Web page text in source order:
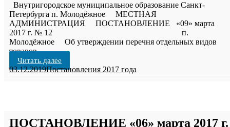
Внутригородское муниципальное образование Санкт-
Петербурга п. Молодёжное МЕСТНАЯ
АДМИНИСТРАЦИЯ ПОСТАНОВЛЕНИЕ «09» марта
2017 г. № 12 п.
Молодёжное Об утверждении перечня отдельных видов
товаров,…
Читать далее
03.12.2019Постановления 2017 года
ПОСТАНОВЛЕНИЕ «06» марта 2017 г.